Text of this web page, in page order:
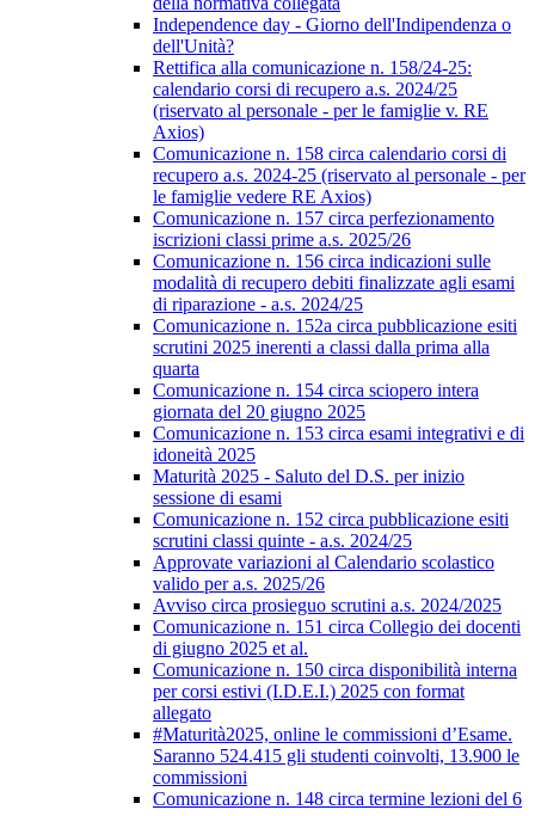
Independence day - Giorno dell'Indipendenza o
dell'Unità?
Rettifica alla comunicazione n. 158/24-25:
calendario corsi di recupero a.s. 2024/25
(riservato al personale - per le famiglie v. RE
Axios)
Comunicazione n. 158 circa calendario corsi di
recupero a.s. 2024-25 (riservato al personale - per
le famiglie vedere RE Axios)
Comunicazione n. 157 circa perfezionamento
iscrizioni classi prime a.s. 2025/26
Comunicazione n. 156 circa indicazioni sulle
modalità di recupero debiti finalizzate agli esami
di riparazione - a.s. 2024/25
Comunicazione n. 152a circa pubblicazione esiti
scrutini 2025 inerenti a classi dalla prima alla
quarta
Comunicazione n. 154 circa sciopero intera
giornata del 20 giugno 2025
Comunicazione n. 153 circa esami integrativi e di
idoneità 2025
Maturità 2025 - Saluto del D.S. per inizio
sessione di esami
Comunicazione n. 152 circa pubblicazione esiti
scrutini classi quinte - a.s. 2024/25
Approvate variazioni al Calendario scolastico
valido per a.s. 2025/26
Avviso circa prosieguo scrutini a.s. 2024/2025
Comunicazione n. 151 circa Collegio dei docenti
di giugno 2025 et al.
Comunicazione n. 150 circa disponibilità interna
per corsi estivi (I.D.E.I.) 2025 con format
allegato
#Maturità2025, online le commissioni d’Esame.
Saranno 524.415 gli studenti coinvolti, 13.900 le
commissioni
Comunicazione n. 148 circa termine lezioni del 6